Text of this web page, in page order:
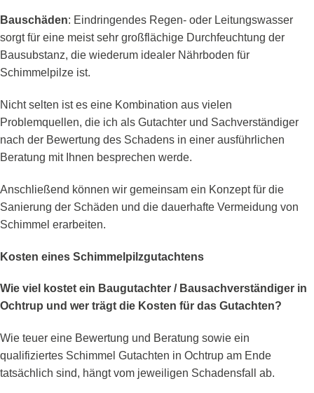
Bauschäden: Eindringendes Regen- oder Leitungswasser
sorgt für eine meist sehr großflächige Durchfeuchtung der
Bausubstanz, die wiederum idealer Nährboden für
Schimmelpilze ist.
Nicht selten ist es eine Kombination aus vielen
Problemquellen, die ich als Gutachter und Sachverständiger
nach der Bewertung des Schadens in einer ausführlichen
Beratung mit Ihnen besprechen werde.
Anschließend können wir gemeinsam ein Konzept für die
Sanierung der Schäden und die dauerhafte Vermeidung von
Schimmel erarbeiten.
Kosten eines Schimmelpilzgutachtens
Wie viel kostet ein Baugutachter / Bausachverständiger in
Ochtrup und wer trägt die Kosten für das Gutachten?
Wie teuer eine Bewertung und Beratung sowie ein
qualifiziertes Schimmel Gutachten in Ochtrup am Ende
tatsächlich sind, hängt vom jeweiligen Schadensfall ab.